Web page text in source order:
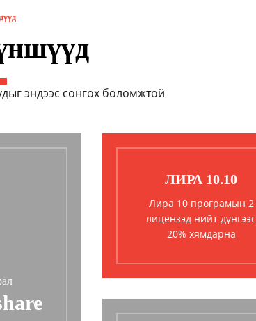
эндээс сонгох боломжтой
ЛИРА 10.10
Лира 10 програмын 2
лицензэд нийт дүнгээс
20% хямдарна